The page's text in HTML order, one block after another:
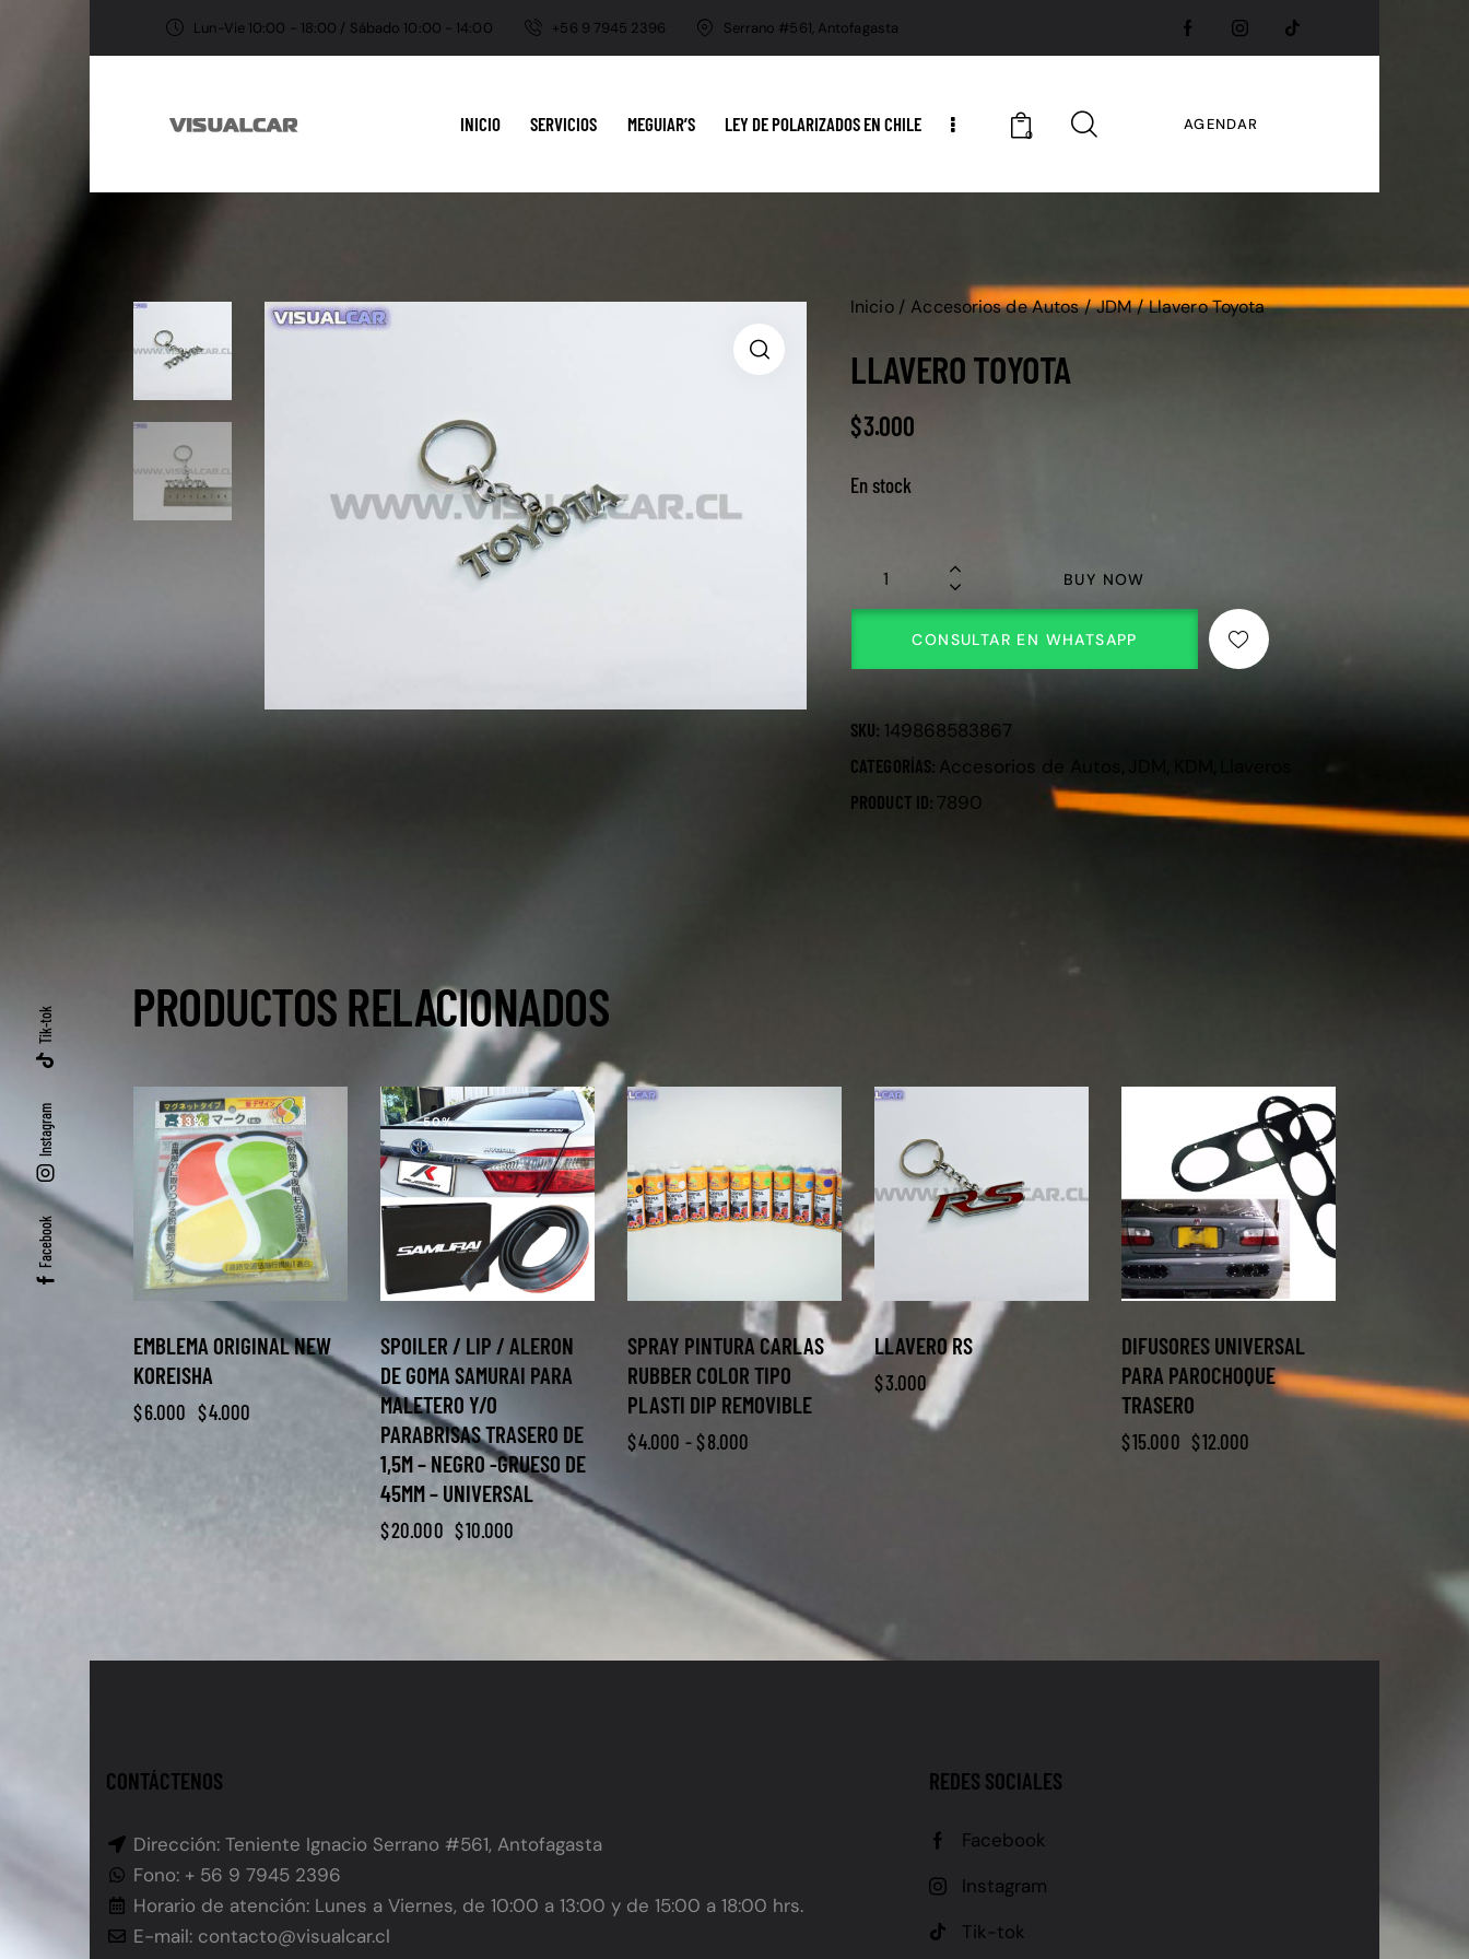
Lun-Vie 10:00 - 18:00 / Sábado 10:00 - 14:00 +56 9 7945 2396 Serrano #561, Antofagasta
INICIO SERVICIOS MEGUIAR’S LEY DE POLARIZADOS EN CHILE
0
AGENDAR
Inicio Accesorios de Autos JDM Llavero Toyota
LLAVERO TOYOTA
$3.000
En stock
BUY NOW
CONSULTAR EN WHATSAPP
SKU: 149868583867
CATEGORÍAS: Accesorios de Autos
PRODUCT ID: 7890
PRODUCTOS RELACIONADOS
-33%
EMBLEMA ORIGINAL NEW
KOREISHA
$6.000 $4.000
-50%
SPOILER / LIP / ALERON
DE GOMA SAMURAI PARA
MALETERO Y/O
PARABRISAS TRASERO DE
1,5M – NEGRO -GRUESO DE
45MM – UNIVERSAL
$20.000 $10.000
SPRAY PINTURA CARLAS
RUBBER COLOR TIPO
PLASTI DIP REMOVIBLE
$4.000 -$8.000
LLAVERO RS
$3.000
DIFUSORES UNIVERSAL
PARA PAROCHOQUE
TRASERO
$15.000 $12.000
CONTÁCTENOS
Dirección: Teniente Ignacio Serrano #561, Antofagasta
Fono: + 56 9 7945 2396
Horario de atención: Lunes a Viernes, de 10:00 a 13:00 y de 15:00 a 18:00 hrs.
E-mail: contacto@visualcar.cl
REDES SOCIALES
Facebook
Instagram
Tik-tok
Facebook
Instagram
Tik-tok